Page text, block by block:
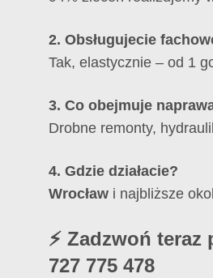
2. Obsługujecie
Tak, elastycznie – od 1
3. Co obejmuje
Drobne remonty,
4. Gdzie działacie?
Wrocław i najbliższe
⚡ Zadzwoń teraz
727 775 478